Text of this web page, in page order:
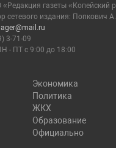
Экономика
Политика
ЖКХ
Образование
Официально
газеты «Копейский
сетевого издания: Попкович А.
3-71-09
- ПТ с 9:00 до 18:00